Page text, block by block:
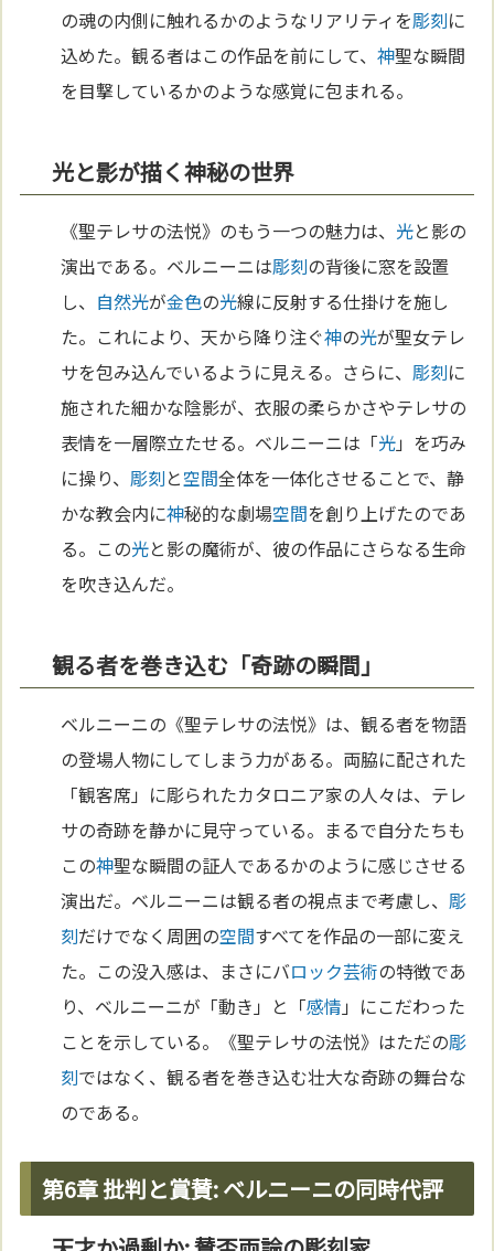
の魂の内側に触れるかのようなリアリティを彫刻に
込めた。観る者はこの作品を前にして、神聖な瞬間
を目撃しているかのような感覚に包まれる。
光と影が描く神秘の世界
《聖テレサの法悦》のもう一つの魅力は、 光と影の
演出である。ベルニーニは彫刻の背後に窓を設置
し、 自然光が金色の光線に反射する仕掛けを施し
た。これにより、天から降り注ぐ神の光が聖女テレ
サを包み込んでいるように見える。さらに、彫刻に
施された細かな陰影が、衣服の柔らかさやテレサの
表情を一層際立たせる。ベルニーニは「光」を巧み
に操り、彫刻と空間全体を一体化させることで、静
かな教会内に神秘的な劇場空間を創り上げたのであ
る。この光と影の魔術が、彼の作品にさらなる生命
を吹き込んだ。
観る者を巻き込む「奇跡の瞬間」
ベルニーニの《聖テレサの法悦》は、観る者を物語
の登場人物にしてしまう力がある。両脇に配された
「観客席」に彫られたカタロニア家の人々は、テレ
サの奇跡を静かに見守っている。まるで自分たちも
この神聖な瞬間の証人であるかのように感じさせる
演出だ。ベルニーニは観る者の視点まで考慮し、 彫
刻だけでなく周囲の空間すべてを作品の一部に変え
た。この没入感は、まさにバロック芸術の特徴であ
り、ベルニーニが「動き」と「感情 」にこだわった
ことを示している。《聖テレサの法悦》はただの彫
刻ではなく、観る者を巻き込む壮大な奇跡の舞台な
のである。
第6章 批判と賞賛: ベルニーニの同時代評